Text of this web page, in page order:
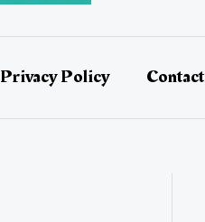
Privacy Policy Contact